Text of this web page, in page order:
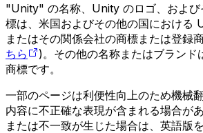
"Unity" の名称、Unity のロゴ、およ
標は、米国およびその他の国における
またはその関係会社の商標または登録
ちら
)。その他の名称またはブランド
商標です。
一部のページは利便性向上のため機械
内容に不正確な表現が含まれる場合が
または不一致が生じた場合は、英語版